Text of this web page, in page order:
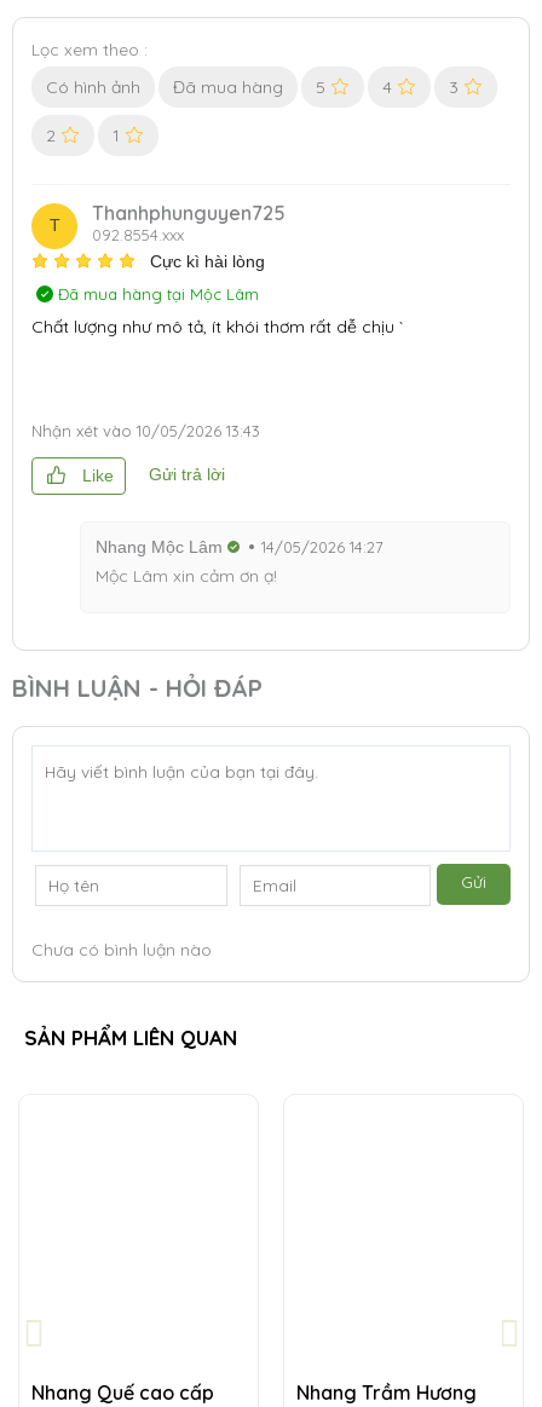
Lọc xem theo :
Có hình ảnh Đã mua hàng 5 4 3
2 1
T
Thanhphunguyen725
092.8554.xxx
Cực kì hài lòng
Đã mua hàng tại Mộc Lâm
Chất lượng như mô tả, ít khói thơm rất dễ chịu `
Nhận xét vào 10/05/2026 13:43
Like Gửi trả lời
Nhang Mộc Lâm 14/05/2026 14:27
Mộc Lâm xin cảm ơn ạ!
BÌNH LUẬN - HỎI ĐÁP
Gửi
Chưa có bình luận nào
SẢN PHẨM LIÊN QUAN
Nhang Quế cao cấp
Nhang Trầm Hương